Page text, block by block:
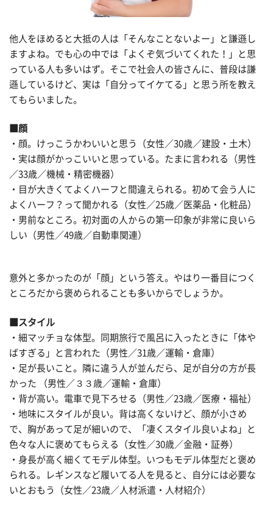
他人をほめると大抵の人は「そんなことないよー」と謙遜し
ますよね。でも心の中では「よくぞ気づいてくれた！」と思
っている人も多いはず。そこで社会人の皆さんに、普段は謙
遜しているけど、実は「自分ってイケてる」と思う所を教え
てもらいました。
■顔
・顔。けっこうかわいいと思う（女性／30歳／建設・土木）
・実は顔がかっこいいと思っている。たまに言われる（男性
／33歳／機械・精密機器）
・目が大きくてよくハーフと間違えられる。初めて会う人に
よくハーフ？って聞かれる（女性／25歳／医薬品・化粧品）
・男前なところ。初対面の人からの第一印象が非常に良いら
しい（男性／49歳／自動車関連）
意外と多かったのが「顔」という答え。やはり一番目につく
ところだから褒められることも多いからでしょうか。
■スタイル
・細マッチョな体型。同期旅行で風呂に入ったときに「体や
ばすぎる」と言われた（男性／31歳／運輸・倉庫）
・足が長いこと。隣に違う人が並んだら、足が自分の方が長
かった （男性／３３歳／運輸・倉庫）
・背が高い。電車で見下ろせる（男性／23歳／医療・福祉）
・地味にスタイルが良い。背は高くないけど、顔が小さめ
で、胸があって足が細いので、「凄くスタイル良いよね」と
色々な人に褒めてもらえる（女性／30歳／金融・証券）
・身長が高く細くてモデル体型。いつもモデル体型だと褒め
られる。レギンスなど履いてる人を見ると、自分には必要な
いとおもう（女性／23歳／人材派遣・人材紹介）